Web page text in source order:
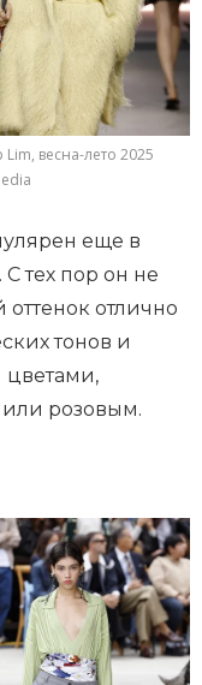
Lim, весна-лето 2025
еще в
тех пор он не
отлично
тонов и
розовым.